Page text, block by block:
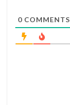
0 COMMENTS